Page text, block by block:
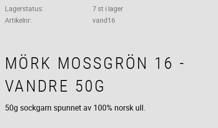
Lagerstatus
7 st i lager
Artikelnr
vand16
MÖRK MOSSGRÖN 16 -
VANDRE 50G
50g sockgarn spunnet av 100% norsk ull.